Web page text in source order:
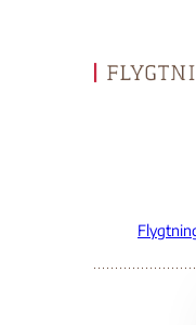
Gå til